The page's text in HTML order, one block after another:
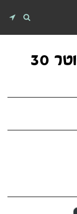
F120 רוזטה חלקה קוטר 30